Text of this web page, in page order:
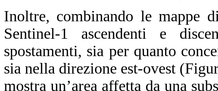
Inoltre, combinando le mappe
Sentinel-1 ascendenti e
spostamenti, sia per quanto
sia nella direzione est-ovest
mostra un’area affetta da una